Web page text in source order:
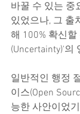
바꿀 수 있는 중
있었으나, 그 출
해 100% 확신
(Uncertainty)'의
일반적인 행정
이스(Open
능한 사안이었